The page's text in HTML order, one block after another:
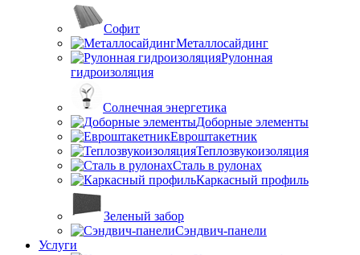
Софит
Металлосайдинг
Рулонная
гидроизоляция
Солнечная энергетика
Доборные элементы
Евроштакетник
Теплозвукоизоляция
Сталь в рулонах
Каркасный профиль
Зеленый забор
Сэндвич-панели
Услуги